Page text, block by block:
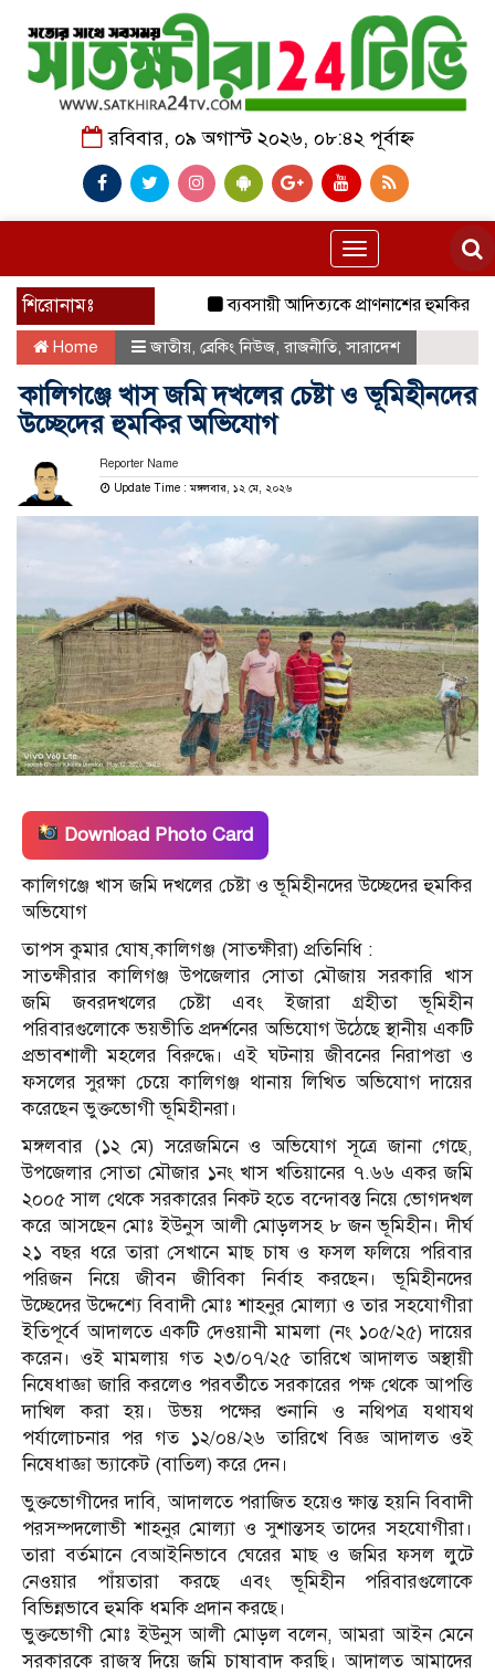
রবিবার, ০৯ অগাস্ট ২০২৬, ০৮:৪২ পূর্বাহ্ন
Toggle
navigation
শিরোনামঃ
ব্যবসায়ী আদিত্যকে প্রাণনাশের হুমকির
Home জাতীয়, ব্রেকিং নিউজ, রাজনীতি,সারাদেশ
কালিগঞ্জে খাস জমি দখলের চেষ্টা ও ভূমিহীনদের
উচ্ছেদের হুমকির অভিযোগ
Reporter Name
Update Time : মঙ্গলবার, ১২ মে, ২০২৬
Download Photo Card
কালিগঞ্জে খাস জমি দখলের চেষ্টা ও ভূমিহীনদের উচ্ছেদের হুমকির
অভিযোগ
তাপস কুমার ঘোষ,কালিগঞ্জ (সাতক্ষীরা) প্রতিনিধি :
সাতক্ষীরার কালিগঞ্জ উপজেলার সোতা মৌজায় সরকারি খাস
জমি জবরদখলের চেষ্টা এবং ইজারা গ্রহীতা ভূমিহীন
পরিবারগুলোকে ভয়ভীতি প্রদর্শনের অভিযোগ উঠেছে স্থানীয় একটি
প্রভাবশালী মহলের বিরুদ্ধে। এই ঘটনায় জীবনের নিরাপত্তা ও
ফসলের সুরক্ষা চেয়ে কালিগঞ্জ থানায় লিখিত অভিযোগ দায়ের
করেছেন ভুক্তভোগী ভূমিহীনরা।
মঙ্গলবার (১২ মে) সরেজমিনে ও অভিযোগ সূত্রে জানা গেছে,
উপজেলার সোতা মৌজার ১নং খাস খতিয়ানের ৭.৬৬ একর জমি
২০০৫ সাল থেকে সরকারের নিকট হতে বন্দোবস্ত নিয়ে ভোগদখল
করে আসছেন মোঃ ইউনুস আলী মোড়লসহ ৮ জন ভূমিহীন। দীর্ঘ
২১ বছর ধরে তারা সেখানে মাছ চাষ ও ফসল ফলিয়ে পরিবার
পরিজন নিয়ে জীবন জীবিকা নির্বাহ করছেন। ভূমিহীনদের
উচ্ছেদের উদ্দেশ্যে বিবাদী মোঃ শাহনুর মোল্যা ও তার সহযোগীরা
ইতিপূর্বে আদালতে একটি দেওয়ানী মামলা (নং ১০৫/২৫) দায়ের
করেন। ওই মামলায় গত ২৩/০৭/২৫ তারিখে আদালত অস্থায়ী
নিষেধাজ্ঞা জারি করলেও পরবর্তীতে সরকারের পক্ষ থেকে আপত্তি
দাখিল করা হয়। উভয় পক্ষের শুনানি ও নথিপত্র যথাযথ
পর্যালোচনার পর গত ১২/০৪/২৬ তারিখে বিজ্ঞ আদালত ওই
নিষেধাজ্ঞা ভ্যাকেট (বাতিল) করে দেন।
ভুক্তভোগীদের দাবি, আদালতে পরাজিত হয়েও ক্ষান্ত হয়নি বিবাদী
পরসম্পদলোভী শাহনুর মোল্যা ও সুশান্তসহ তাদের সহযোগীরা।
তারা বর্তমানে বেআইনিভাবে ঘেরের মাছ ও জমির ফসল লুটে
নেওয়ার পাঁয়তারা করছে এবং ভূমিহীন পরিবারগুলোকে
বিভিন্নভাবে হুমকি ধমকি প্রদান করছে।
ভুক্তভোগী মোঃ ইউনুস আলী মোড়ল বলেন, আমরা আইন মেনে
সরকারকে রাজস্ব দিয়ে জমি চাষাবাদ করছি। আদালত আমাদের